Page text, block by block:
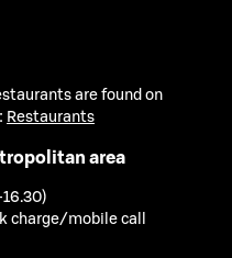
are found on
Restaurants
area
charge/mobile call